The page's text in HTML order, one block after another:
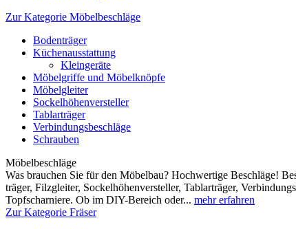
Zur Kategorie Möbelbeschläge
Bodenträger
Küchenausstattung
Kleingeräte
Möbelgriffe und Möbelknöpfe
Möbelgleiter
Sockelhöhenversteller
Tablarträger
Verbindungsbeschläge
Schrauben
Möbelbeschläge
Was brauchen Sie für den Möbelbau? Hochwertige Beschläge!
träger, Filzgleiter, Sockelhöhen­versteller, Tablar­träger,
Topfscharniere. Ob im DIY-Bereich oder... mehr erfahren
Zur Kategorie Fräser